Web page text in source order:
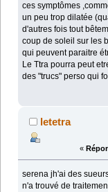
ces symptômes
un peu trop dilatée
d'autres fois tout
coup de soleil sur les
qui peuvent paraitre
Le Ttra pourra peut
des "trucs" perso qui
letetra
«
serena jh'ai des
n'a trouvé de